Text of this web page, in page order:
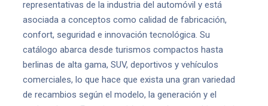
representativas de la industria del automóvil y está
asociada a conceptos como calidad de fabricación,
confort, seguridad e innovación tecnológica. Su
catálogo abarca desde turismos compactos hasta
berlinas de alta gama, SUV, deportivos y vehículos
comerciales, lo que hace que exista una gran variedad
de recambios según el modelo, la generación y el